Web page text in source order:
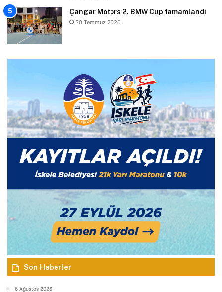
Çangar Motors 2. BMW Cup tamamlandı
30 Temmuz 2026
Son Haberler
6 Ağustos 2026